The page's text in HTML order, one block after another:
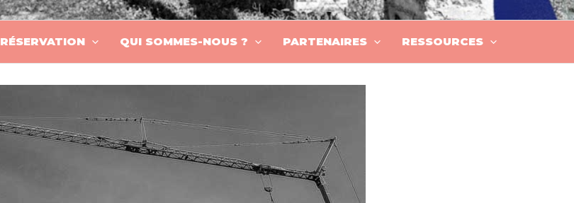
RÉSERVATION QUI SOMMES-NOUS ? PARTENAIRES RESSOURCES